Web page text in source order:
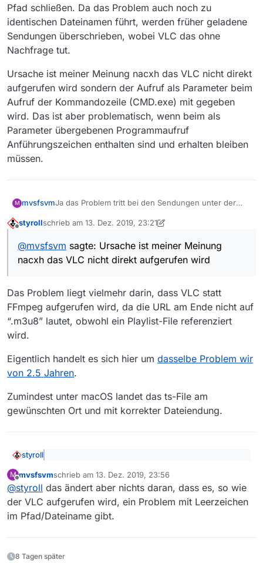
Pfad schließen. Da das Problem auch noch zu
identischen Dateinamen führt, werden früher geladene
Sendungen überschrieben, wobei VLC das ohne
Nachfrage tut.
Ursache ist meiner Meinung nacxh das VLC nicht direkt
aufgerufen wird sondern der Aufruf als Parameter beim
Aufruf der Kommandozeile (CMD.exe) mit gegeben
wird. Das ist aber problematisch, wenn beim als
Parameter übergebenen Programmaufruf
Anführungszeichen enthalten sind und erhalten bleiben
müssen.
M mvsfsvmJa das Problem tritt bei den Sendungen unter der
heruntergeladen werden und als TS-Date auf der
Sendungen vollständig auf der Platte aber nicht am
richtigen Ort und nicht mit dem richtigen Namen und
Da das Problem auch noch zu identischen
Dateinamen führt, werden früher geladene
Sendungen überschrieben, wobei VLC das ohne
Nachfrage tut.
Ursache ist meiner Meinung nacxh das VLC nicht
Parameter beim Aufruf der Kommandozeile
(CMD.exe) mit gegeben wird. Das ist aber
enthalten sind und erhalten bleiben müssen.
styrollschrieb am 13. Dez. 2019, 23:21
zuletzt editiert von styroll
@mvsfsvm sagte: Ursache ist meiner Meinung
nacxh das VLC nicht direkt aufgerufen wird
Das Problem liegt vielmehr darin, dass VLC statt
FFmpeg aufgerufen wird, da die URL am Ende nicht auf
“.m3u8” lautet, obwohl ein Playlist-File referenziert
wird.
Eigentlich handelt es sich hier um dasselbe Problem wir
von 2.5 Jahren.
Zumindest unter macOS landet das ts-File am
gewünschten Ort und mit korrekter Dateiendung.
styroll
nacxh das VLC nicht direkt aufgerufen wird
Das Problem liegt vielmehr darin, dass VLC statt FFmpeg
aufgerufen wird, da die URL am Ende nicht auf “.m3u8”
lautet, obwohl ein Playlist-File referenziert wird.
Eigentlich handelt es sich hier umdasselbe Problem wir
von 2.5 Jahren.
M
Offline
mvsfsvmschrieb am 13. Dez. 2019, 23:56
zuletzt editiert von
@styroll das ändert aber nichts daran, dass es, so wie
der VLC aufgerufen wird, ein Problem mit Leerzeichen
im Pfad/Dateiname gibt.
8 Tagen später